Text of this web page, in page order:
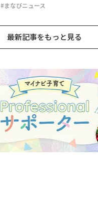
#まなびニュース
最新記事をもっと見る